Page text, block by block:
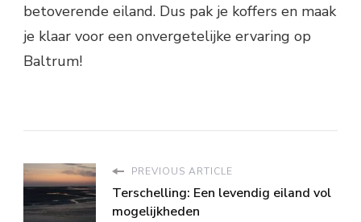
betoverende eiland. Dus pak je koffers en maak
je klaar voor een onvergetelijke ervaring op
Baltrum!
PREVIOUS ARTICLE
Terschelling: Een levendig eiland vol
mogelijkheden